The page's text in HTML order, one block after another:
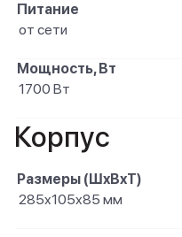
Питание
от сети
Мощность, Вт
1700 Вт
Корпус
Размеры (ШxВxТ)
285x105x85 мм